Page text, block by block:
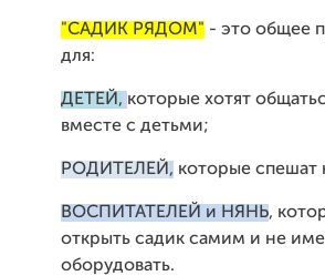
"САДИК РЯДОМ" - это общее
для:
ДЕТЕЙ, которые хотят
вместе с детьми;
РОДИТЕЛЕЙ , которые спешат
ВОСПИТАТЕЛЕЙ и НЯНЬ,
открыть садик самим и не
оборудовать.